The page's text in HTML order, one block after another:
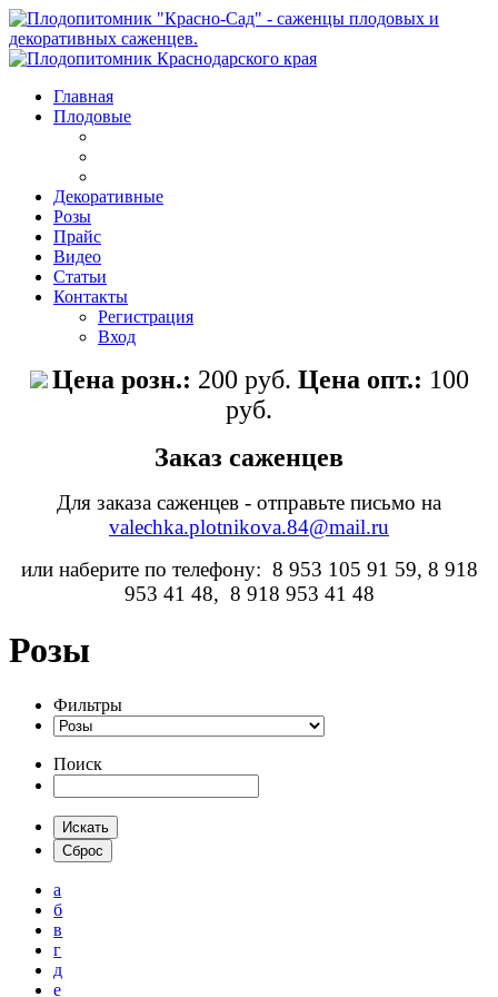
Главная
Плодовые
Декоративные
Розы
Прайс
Видео
Статьи
Контакты
Регистрация
Вход
Цена розн.: 200 руб. Цена опт.: 100
руб.
Заказ саженцев
Для заказа саженцев - отправьте письмо на
valechka.plotnikova.84@mail.ru
или наберите по телефону: 8 953 105 91 59, 8 918
953 41 48, 8 918 953 41 48
Розы
Фильтры
Поиск
а
б
в
г
д
е